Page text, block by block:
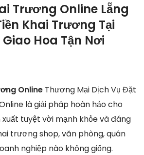
Trương Online Lẵng
Khai Trương Tại
Hoa Tận Nơi
Online Thương Mại Dịch Vụ Đặt
là giải pháp hoàn hảo cho
tuyệt vời mạnh khỏe và đáng
trương shop, văn phòng, quán
nghiệp nào không giống.